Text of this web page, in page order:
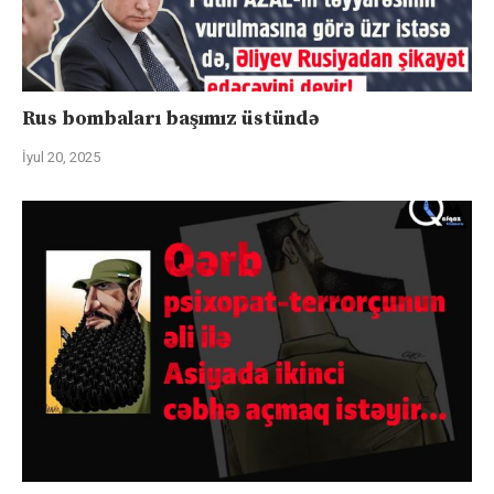
Rus bombaları başımız üstündə
İyul 20, 2025